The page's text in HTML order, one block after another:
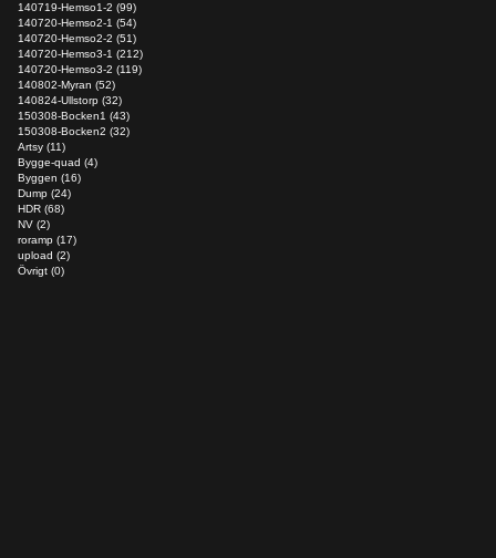
140719-Hemso1-2 (99)
140720-Hemso2-1 (54)
140720-Hemso2-2 (51)
140720-Hemso3-1 (212)
140720-Hemso3-2 (119)
140802-Myran (52)
140824-Ullstorp (32)
150308-Bocken1 (43)
150308-Bocken2 (32)
Artsy (11)
Bygge-quad (4)
Byggen (16)
Dump (24)
HDR (68)
NV (2)
roramp (17)
upload (2)
Övrigt (0)